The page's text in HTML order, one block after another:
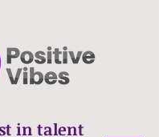
in talent